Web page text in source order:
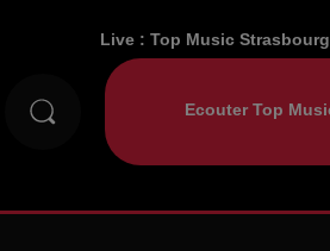
Live :Top Music Strasbourg